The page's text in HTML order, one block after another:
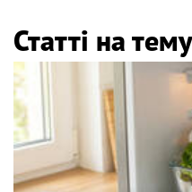
Статті на тему